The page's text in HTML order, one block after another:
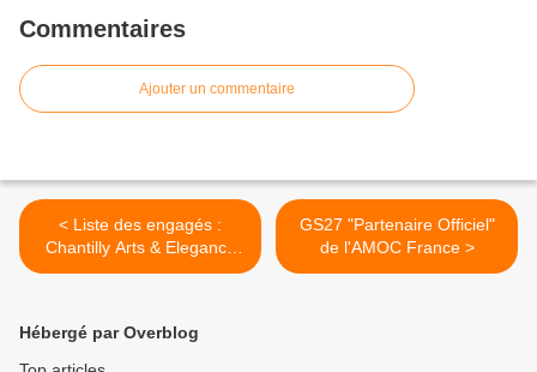
Commentaires
Ajouter un commentaire
< Liste des engagés :
Chantilly Arts & Elegance
Richard Mille (6 septembre
GS27 "Partenaire Officiel"
de l'AMOC France >
Hébergé par Overblog